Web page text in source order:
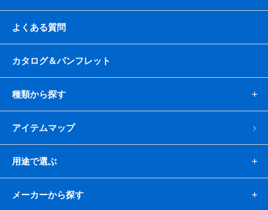
よくある質問
カタログ＆パンフレット
種類から探す
アイテムマップ
用途で選ぶ
メーカーから探す